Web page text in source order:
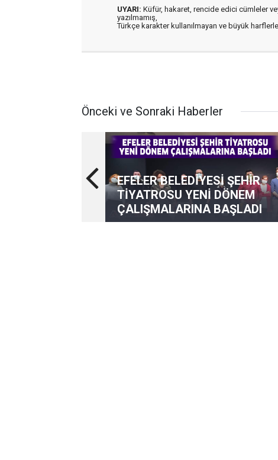
UYARI: Küfür, hakaret, rencide edici cümleler
yazılmamış,
Türkçe karakter kullanılmayan ve büyük
Önceki ve Sonraki Haberler
EFELER BELEDİYESİ ŞEHİR
TİYATROSU YENİ DÖNEM
ÇALIŞMALARINA BAŞLADI